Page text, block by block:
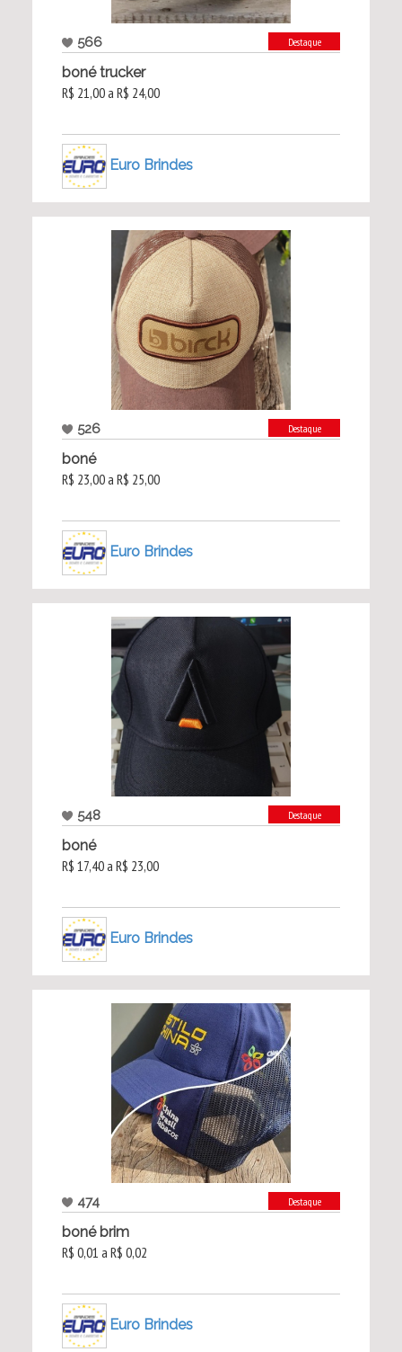
566 Destaque
boné trucker
R$ 21,00 a R$ 24,00
Euro Brindes
526 Destaque
boné
R$ 23,00 a R$ 25,00
Euro Brindes
548 Destaque
boné
R$ 17,40 a R$ 23,00
Euro Brindes
474 Destaque
boné brim
R$ 0,01 a R$ 0,02
Euro Brindes